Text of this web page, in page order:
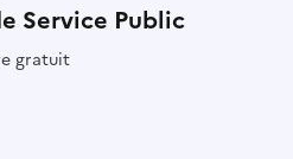
Service Public
gratuit